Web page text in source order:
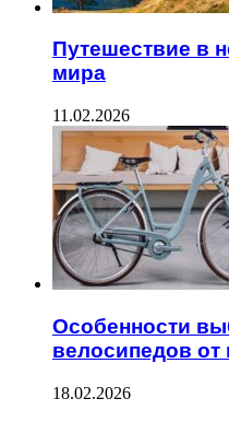
Путешествие в
мира
11.02.2026
Особенности
велосипедов
18.02.2026